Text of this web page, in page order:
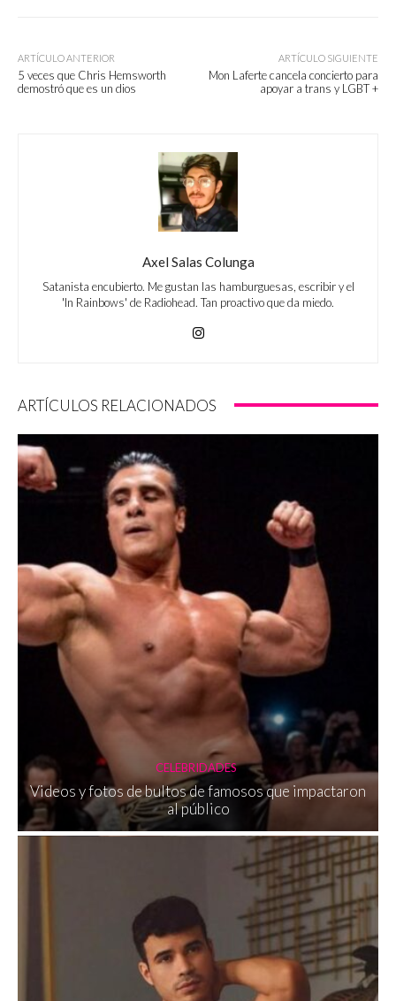
ARTÍCULO ANTERIOR
5 veces que Chris Hemsworth
demostró que es un dios
ARTÍCULO SIGUIENTE
Mon Laferte cancela concierto para
apoyar a trans y LGBT +
Axel Salas Colunga
Satanista encubierto. Me gustan las hamburguesas, escribir y el
'In Rainbows' de Radiohead. Tan proactivo que da miedo.
ARTÍCULOS RELACIONADOS
CELEBRIDADES
Videos y fotos de bultos de famosos que impactaron
al público